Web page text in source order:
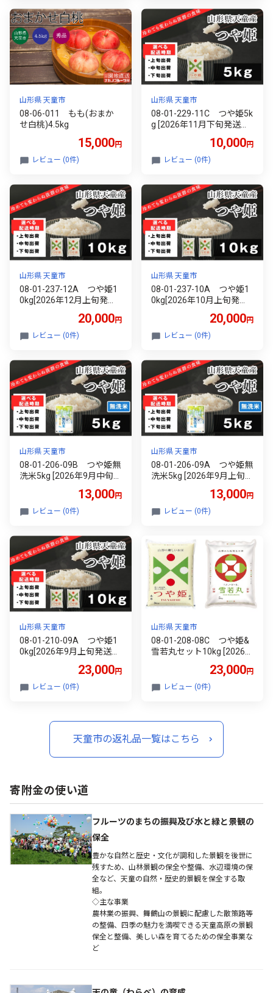
山形県 天童市
08-06-011 もも(おまか
せ白桃)4.5kg
15,000円
レビュー (0件)
山形県 天童市
08-01-229-11C つや姫5k
g [2026年11月下旬発送・
10,000円
レビュー (0件)
山形県 天童市
08-01-237-12A つや姫1
0kg[2026年12月上旬発
20,000円
レビュー (0件)
山形県 天童市
08-01-237-10A つや姫1
0kg[2026年10月上旬発
20,000円
レビュー (0件)
山形県 天童市
08-01-206-09B つや姫無
洗米5kg [2026年9月中旬発
13,000円
レビュー (0件)
山形県 天童市
08-01-206-09A つや姫無
洗米5kg [2026年9月上旬発
13,000円
レビュー (0件)
山形県 天童市
08-01-210-09A つや姫1
0kg[2026年9月上旬発送・
23,000円
レビュー (0件)
山形県 天童市
08-01-208-08C つや姫&
雪若丸セット10kg [2026年
23,000円
レビュー (0件)
天童市の返礼品一覧はこちら
寄附金の使い道
フルーツのまちの振興及び水と緑と景観の
保全
豊かな自然と歴史・文化が調和した景観を後世に
残すため、山林景観の保全や整備、水辺環境の保
全など、天童の自然・歴史的景観を保全する取
組。
◇主な事業
農林業の振興、舞鶴山の景観に配慮した散策路等
の整備、四季の魅力を満喫できる天童高原の景観
保全と整備、美しい森を育てるための保全事業な
ど